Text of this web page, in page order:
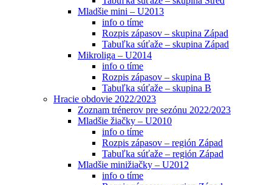
Mladšie mini – U2013
info o tíme
Rozpis zápasov – skupina Západ
Tabuľka súťaže – skupina Západ
Mikroliga – U2014
info o tíme
Rozpis zápasov – skupina B
Tabuľka súťaže – skupina B
Hracie obdovie 2022/2023
Zoznam trénerov pre sezónu 2022/2023
Mladšie žiačky – U2010
info o tíme
Rozpis zápasov – región Západ
Tabuľka súťaže – región Západ
Mladšie minižiačky – U2012
info o tíme